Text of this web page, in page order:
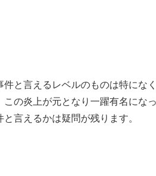
件と言えるレベルのものは特にな
の炎上が元となり一躍有名にな
言えるかは疑問が残ります。